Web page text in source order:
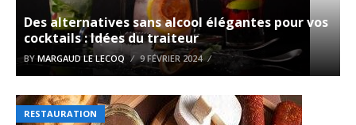
Des alternatives sans alcool élégantes pour vos
cocktails : Idées du traiteur
BYMARGAUD LE LECOQ 9 FÉVRIER 2024
RESTAURATION